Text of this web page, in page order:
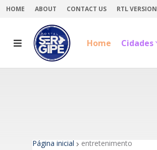
HOME ABOUT CONTACT US RTL VERSION
Home Cidades
Página inicial entretenimento